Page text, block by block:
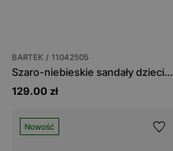
BARTEK / 11042505
Szaro-niebieskie sandały dziecięce sportowe z rzepem BARTEK 11042505
129.00 zł
Nowość